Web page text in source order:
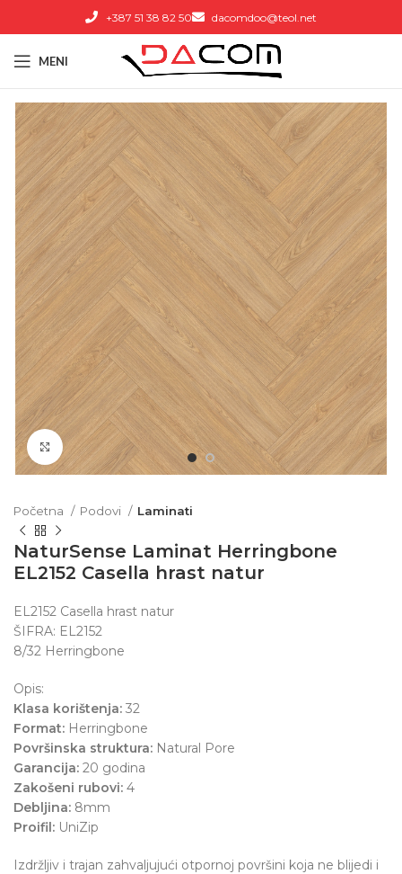
+387 51 38 82 50 dacomdoo@teol.net
MENI
Click to enlarge
Početna Podovi Laminati
NaturSense Laminat Herringbone
EL2152 Casella hrast natur
EL2152 Casella hrast natur
ŠIFRA: EL2152
8/32 Herringbone
Opis:
Klasa korištenja: 32
Format: Herringbone
Površinska struktura: Natural Pore
Garancija: 20 godina
Zakošeni rubovi: 4
Debljina: 8mm
Proifil: UniZip
Izdržljiv i trajan zahvaljujući otpornoj površini koja ne blijedi i